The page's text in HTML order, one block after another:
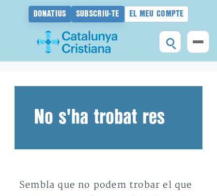
DONATIUS SUBSCRIU-TE EL MEU COMPTE
No s'ha trobat res
Sembla que no podem trobar el que